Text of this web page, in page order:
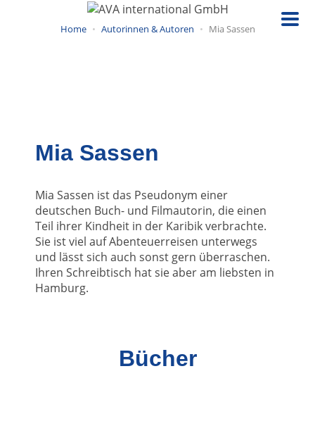
Home Autorinnen & Autoren Mia Sassen
Mia Sassen
Mia Sassen ist das Pseudonym einer
deutschen Buch- und Filmautorin, die einen
Teil ihrer Kindheit in der Karibik verbrachte.
Sie ist viel auf Abenteuerreisen unterwegs
und lässt sich auch sonst gern überraschen.
Ihren Schreibtisch hat sie aber am liebsten in
Hamburg.
Bücher